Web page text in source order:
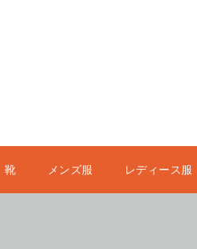
靴 メンズ服 レディース服